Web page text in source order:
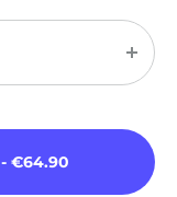
- €64.90